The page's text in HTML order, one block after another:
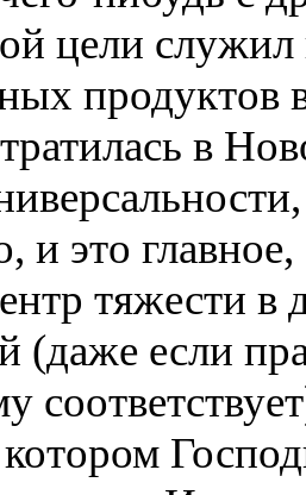
цели служил
продуктов
в
и это
тяжести в
(даже если